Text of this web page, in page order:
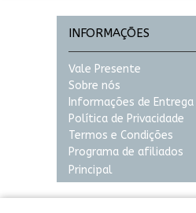
INFORMAÇÕES
Vale Presente
Sobre nós
Informações de Entrega
Política de Privacidade
Termos e Condições
Programa de afiliados
Principal